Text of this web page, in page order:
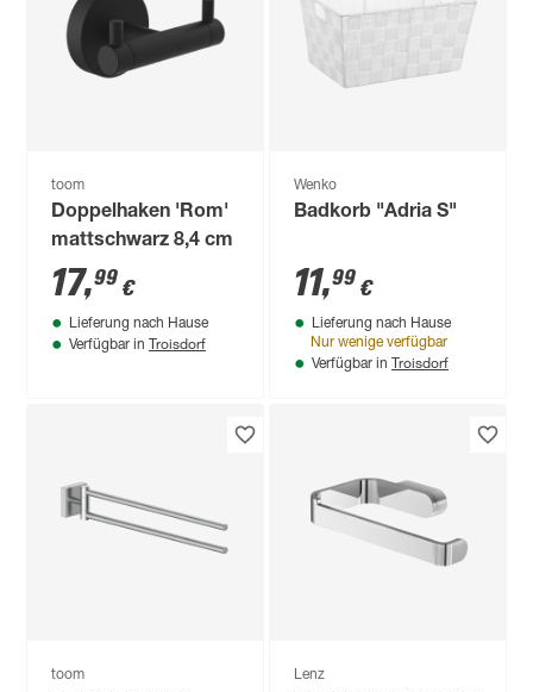
toom
Doppelhaken 'Rom'
mattschwarz 8,4 cm
17,99 €
Lieferung nach Hause
Verfügbar in Troisdorf
Wenko
Badkorb "Adria S"
11,99 €
Lieferung nach Hause
Nur wenige verfügbar
Verfügbar in Troisdorf
toom Lenz